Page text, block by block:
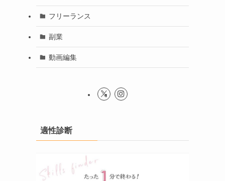
フリーランス
副業
動画編集
適性診断